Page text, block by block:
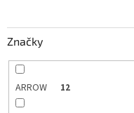
Značky
ARROW 12